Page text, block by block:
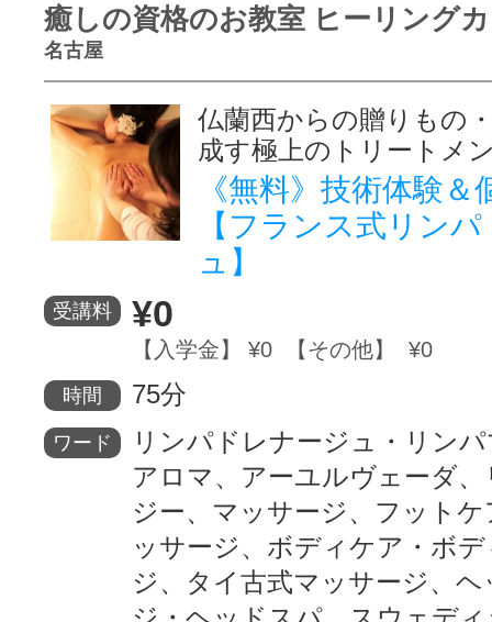
癒しの資格のお教室 ヒーリング
名古屋
仏蘭西からの贈りもの
成す極上のトリートメ
《無料》技術体験＆
【フランス式リン
ュ】
受講料 ¥0
【入学金】 ¥0 【その他】 ¥0
時間 75分
ワード
リンパドレナージュ・リン
アロマ、アーユルヴェーダ
ジー、マッサージ、フット
ッサージ、ボディケア・ボ
ジ、タイ古式マッサージ、